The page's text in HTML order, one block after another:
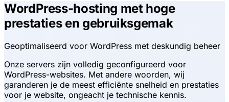
WordPress-hosting met hoge
prestaties en gebruiksgemak
Geoptimaliseerd voor WordPress met deskundig beheer
Onze servers zijn volledig geconfigureerd voor
WordPress-websites. Met andere woorden, wij
garanderen je de meest efficiënte snelheid en prestaties
voor je website, ongeacht je technische kennis.